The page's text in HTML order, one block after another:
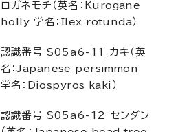
ロガネモチ（英名： Kurogane
holly 学名： Ilex rotunda）
認識番号 S05a6-11 カキ（英
名：Japanese persimmon
学名： Diospyros kaki ）
認識番号 S05a6-12 センダン